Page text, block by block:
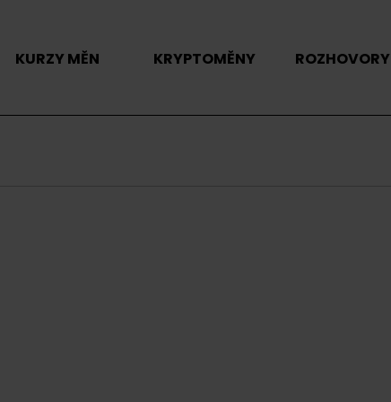
KURZY MĚN KRYPTOMĚNY ROZHOVORY